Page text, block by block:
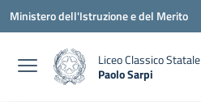
Vai ai contenuti
Vai al menu di navigazione
Vai al footer
Ministero dell'Istruzione e del Merito
Liceo Classico Statale
Paolo Sarpi